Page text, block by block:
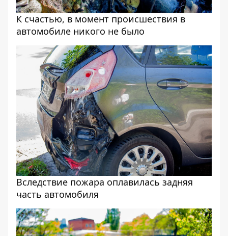
К счастью, в момент происшествия в
автомобиле никого не было
Вследствие пожара оплавилась задняя
часть автомобиля